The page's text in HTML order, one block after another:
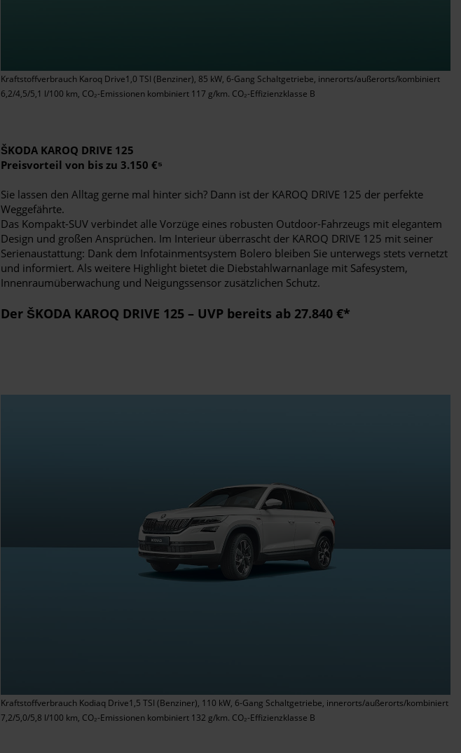
Kraftstoffverbrauch Karoq Drive1,0 TSI (Benziner), 85 kW, 6-Gang Schaltgetriebe, innerorts/außerorts/kombiniert
6,2/4,5/5,1 l/100 km, CO₂-Emissionen kombiniert 117 g/km. CO₂-Effizienzklasse B
ŠKODA KAROQ DRIVE 125
Preisvorteil von bis zu 3.150 €⁵
Sie lassen den Alltag gerne mal hinter sich? Dann ist der KAROQ DRIVE 125 der perfekte
Weggefährte.
Das Kompakt-SUV verbindet alle Vorzüge eines robusten Outdoor-Fahrzeugs mit elegantem
Design und großen Ansprüchen. Im Interieur überrascht der KAROQ DRIVE 125 mit seiner
Serienaustattung: Dank dem Infotainmentsystem Bolero bleiben Sie unterwegs stets vernetzt
und informiert. Als weitere Highlight bietet die Diebstahlwarnanlage mit Safesystem,
Innenraumüberwachung und Neigungssensor zusätzlichen Schutz.
Der ŠKODA KAROQ DRIVE 125 – UVP bereits ab 27.840 €*
Kraftstoffverbrauch Kodiaq Drive1,5 TSI (Benziner), 110 kW, 6-Gang Schaltgetriebe, innerorts/außerorts/kombiniert
7,2/5,0/5,8 l/100 km, CO₂-Emissionen kombiniert 132 g/km. CO₂-Effizienzklasse B